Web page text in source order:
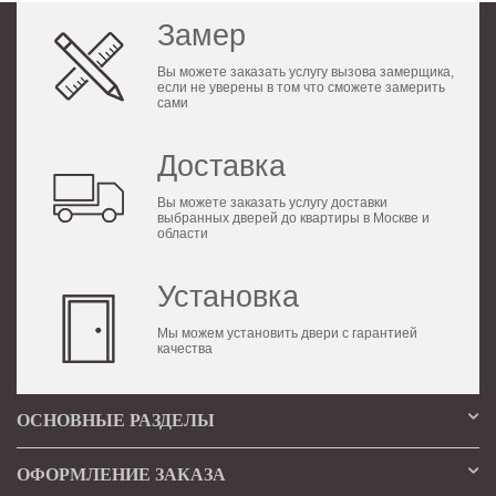
Замер
Вы можете заказать услугу вызова замерщика,
если не уверены в том что сможете замерить
сами
Доставка
Вы можете заказать услугу доставки
выбранных дверей до квартиры в Москве и
области
Установка
Мы можем установить двери с гарантией
качества
ОСНОВНЫЕ РАЗДЕЛЫ
ОФОРМЛЕНИЕ ЗАКАЗА